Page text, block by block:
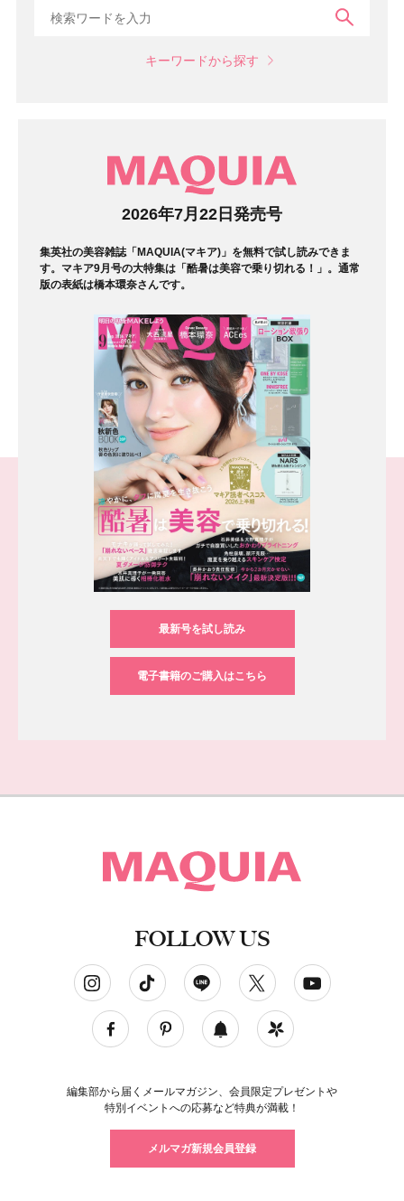
キーワードから探す
2026年7月22日発売号
集英社の美容雑誌「MAQUIA(マキア)」を無料で試し読みできま
す。マキア9月号の大特集は「酷暑は美容で乗り切れる！」。通常
版の表紙は橋本環奈さんです。
最新号を試し読み
電子書籍のご購入はこちら
FOLLOW US
編集部から届くメールマガジン、会員限定プレゼントや
特別イベントへの応募など特典が満載！
メルマガ新規会員登録